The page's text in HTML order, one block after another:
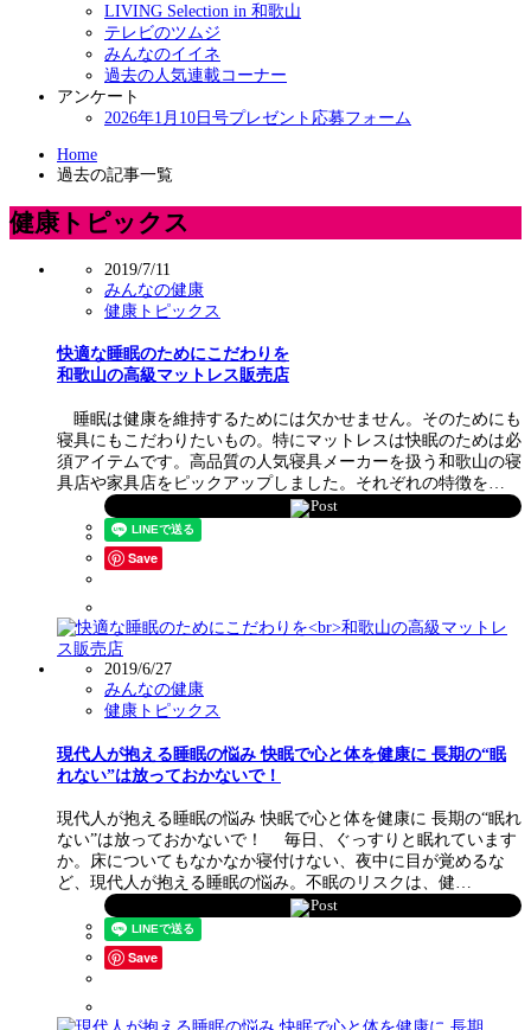
LIVING Selection in 和歌山
テレビのツムジ
みんなのイイネ
過去の人気連載コーナー
アンケート
2026年1月10日号プレゼント応募フォーム
Home
過去の記事一覧
健康トピックス
2019/7/11
みんなの健康
健康トピックス
快適な睡眠のためにこだわりを
和歌山の高級マットレス販売店
睡眠は健康を維持するためには欠かせません。そのためにも
寝具にもこだわりたいもの。特にマットレスは快眠のためは必
須アイテムです。高品質の人気寝具メーカーを扱う和歌山の寝
具店や家具店をピックアップしました。それぞれの特徴を…
Post
Save
2019/6/27
みんなの健康
健康トピックス
現代人が抱える睡眠の悩み 快眠で心と体を健康に 長期の“眠
れない”は放っておかないで！
現代人が抱える睡眠の悩み 快眠で心と体を健康に 長期の“眠れ
ない”は放っておかないで！ 毎日、ぐっすりと眠れています
か。床についてもなかなか寝付けない、夜中に目が覚めるな
ど、現代人が抱える睡眠の悩み。不眠のリスクは、健…
Post
Save